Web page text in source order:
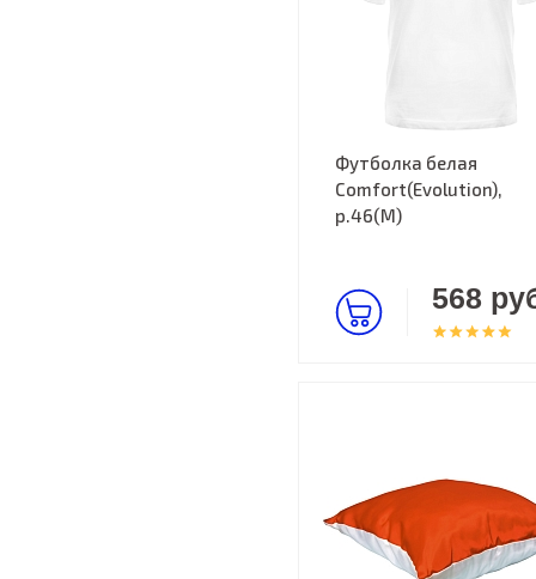
Футболка белая
Comfort(Evolution),
р.46(M)
568